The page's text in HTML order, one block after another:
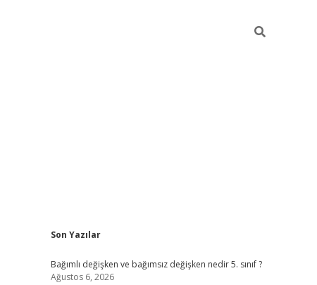
Sidebar
Son Yazılar
Bağımlı değişken ve bağımsız değişken nedir 5. sınıf ?
Ağustos 6, 2026